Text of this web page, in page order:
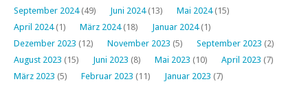
September 2024(49) Juni 2024(13) Mai 2024(15)
April 2024(1) März 2024(18) Januar 2024(1)
Dezember 2023 (12) November 2023 (5) September 2023 (2)
August 2023 (15) Juni 2023 (8) Mai 2023 (10) April 2023 (7)
März 2023 (5) Februar 2023 (11) Januar 2023 (7)